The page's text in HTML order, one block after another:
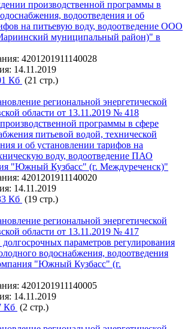
производственной программы в
водоотведения и об
на питьевую воду, водоотведение ООО
муниципальный район)" в
4201201911140028
14.11.2019
Кб (21 стр.)
региональной энергетической
области от 13.11.2019 № 418
программы в сфере
питьевой водой, технической
и об установлении тарифов на
воду, водоотведение ПАО
"Южный Кузбасс" (г. Междуреченск)"
4201201911140020
14.11.2019
Кб (19 стр.)
региональной энергетической
области от 13.11.2019 № 417
параметров регулирования
водоснабжения, водоотведения
"Южный Кузбасс" (г.
4201201911140005
14.11.2019
Кб (2 стр.)